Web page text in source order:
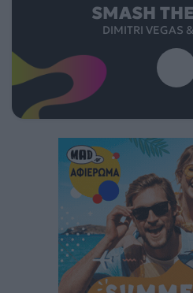
SMASH
DIMITRI VEGAS